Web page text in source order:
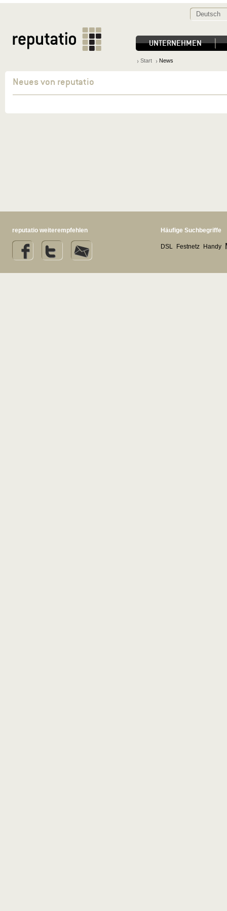
Neues von reputatio
Deutsch
UNTERNEHMEN
Start News
reputatio weiterempfehlen Häufige Suchbegriffe
DSL Festnetz Handy